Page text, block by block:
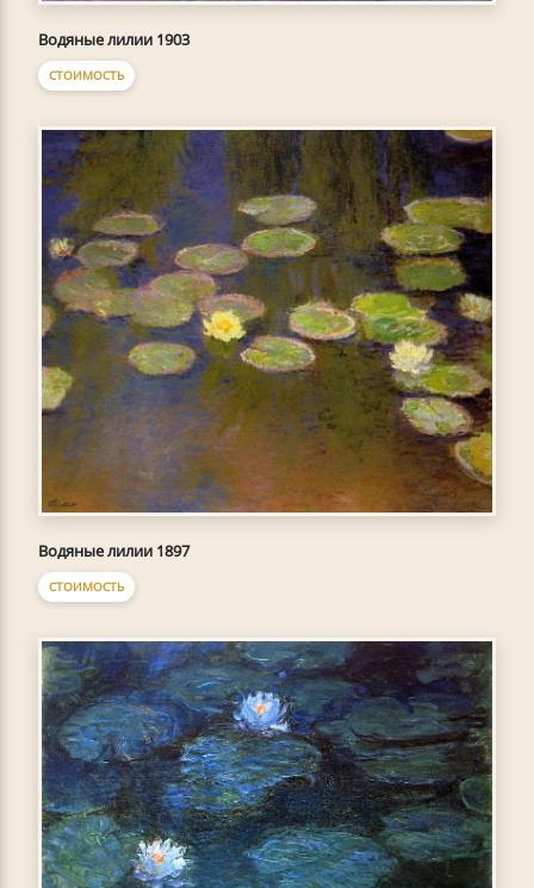
Водяные лилии 1903
СТОИМОСТЬ
Водяные лилии 1897
СТОИМОСТЬ